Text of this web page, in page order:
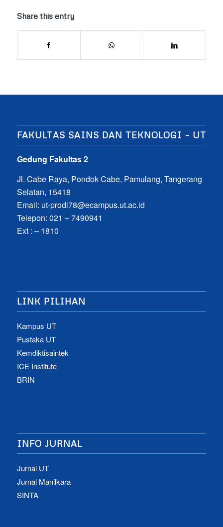
Share this entry
FAKULTAS SAINS DAN TEKNOLOGI – UT
Gedung Fakultas 2
Jl. Cabe Raya, Pondok Cabe, Pamulang, Tangerang
Selatan, 15418
Email: ut-prodi78@ecampus.ut.ac.id
Telepon: 021 – 7490941
Ext : – 1810
LINK PILIHAN
Kampus UT
Pustaka UT
Kemdiktisaintek
ICE Institute
BRIN
INFO JURNAL
Jurnal UT
Jurnal Manilkara
SINTA